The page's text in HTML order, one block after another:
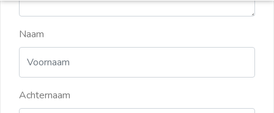
Naam
Achternaam